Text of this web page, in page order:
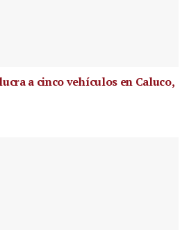
a cinco vehículos en Caluco,